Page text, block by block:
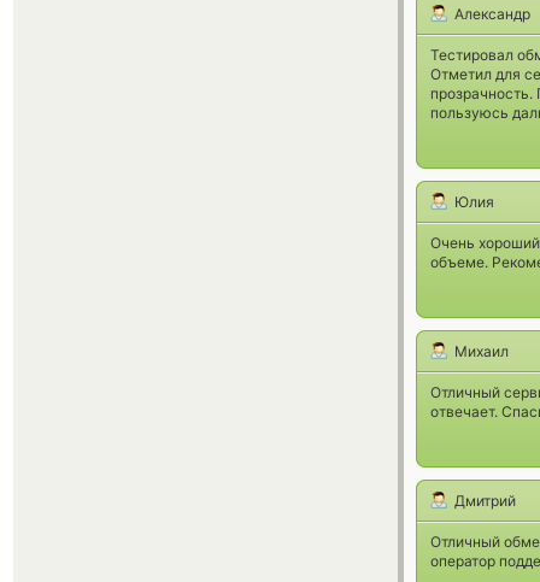
Александр
Тестировал
Отметил для
пользуюсь
Юлия
Очень
объеме.
Михаил
Отличный
отвечает.
Дмитрий
Отличный
оператор